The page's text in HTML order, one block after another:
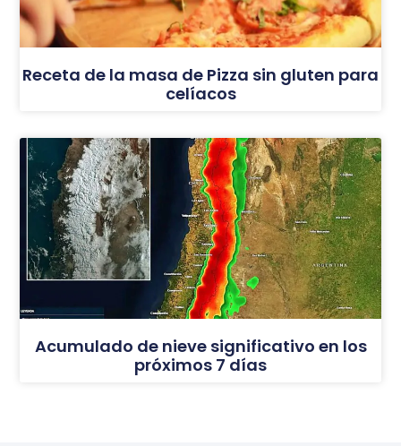
Receta de la masa de Pizza sin gluten para
celíacos
Acumulado de nieve significativo en los
próximos 7 días